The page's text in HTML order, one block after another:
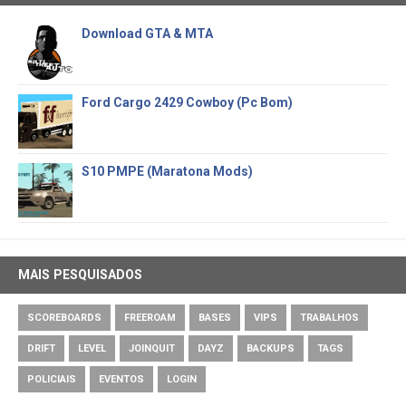
Download GTA & MTA
Ford Cargo 2429 Cowboy (Pc Bom)
S10 PMPE (Maratona Mods)
MAIS PESQUISADOS
SCOREBOARDS FREEROAM BASES VIPS TRABALHOS
DRIFT LEVEL JOINQUIT DAYZ BACKUPS TAGS
POLICIAIS EVENTOS LOGIN